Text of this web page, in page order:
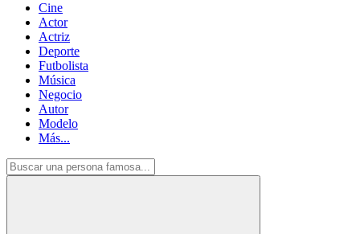
Cine
Actor
Actriz
Deporte
Futbolista
Música
Negocio
Autor
Modelo
Más...